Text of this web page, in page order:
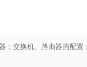
；交换机、路由器的配